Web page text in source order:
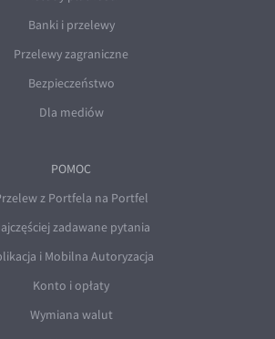
Banki i przelewy
Przelewy zagraniczne
Bezpieczeństwo
Dla mediów
POMOC
z Portfela na Portfel
zadawane pytania
i Mobilna Autoryzacja
Konto i opłaty
Wymiana walut